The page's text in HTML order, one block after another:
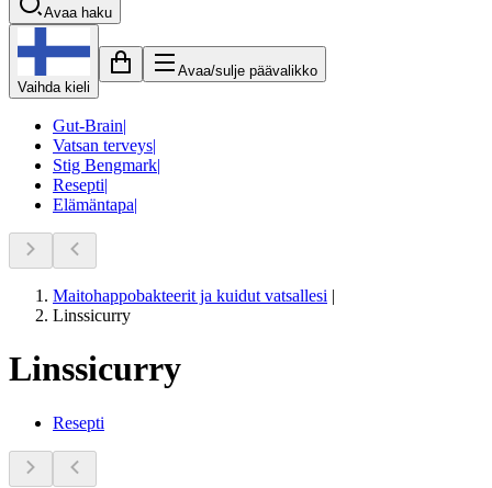
Avaa haku
Vaihda kieli
Avaa/sulje päävalikko
Gut-Brain|
Vatsan terveys|
Stig Bengmark|
Resepti|
Elämäntapa|
Maitohappobakteerit ja kuidut vatsallesi |
Linssicurry
Linssicurry
Resepti